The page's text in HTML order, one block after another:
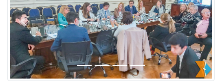
Previous Next